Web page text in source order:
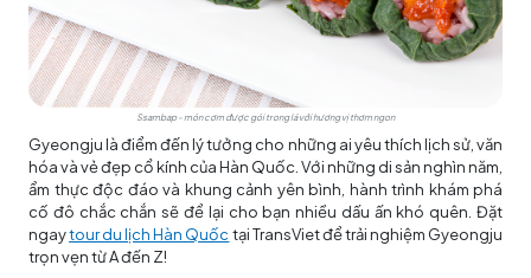
Ssambap - món cơm được gói trong lá với hương vị thơm ngon
Gyeongju là điểm đến lý tưởng cho những ai yêu thích lịch sử, văn
hóa và vẻ đẹp cổ kính của Hàn Quốc. Với những di sản nghìn năm,
ẩm thực độc đáo và khung cảnh yên bình, hành trình khám phá
cố đô chắc chắn sẽ để lại cho bạn nhiều dấu ấn khó quên. Đặt
ngaytour du lịch Hàn Quốc tại TransViet để trải nghiệm Gyeongju
trọn vẹn từ A đến Z!